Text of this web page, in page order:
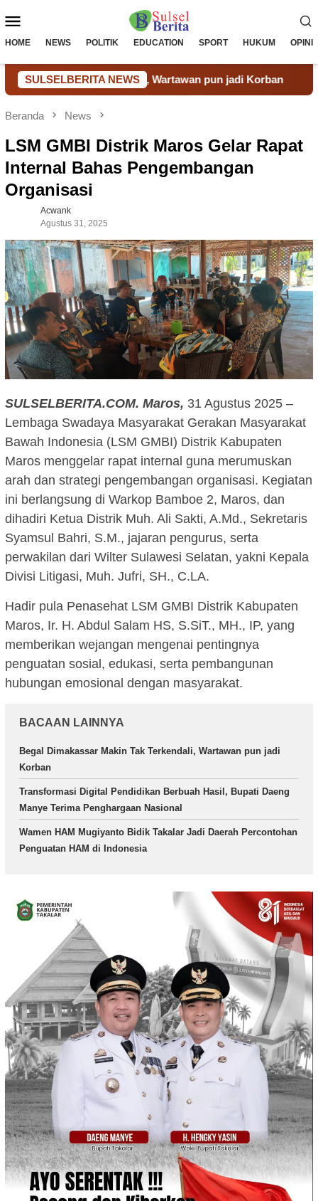
ke
Mobile
HOME NEWS POLITIK EDUCATION SPORT HUKUM OPINI
SULSELBERITA NEWS
Tak Terkendali, Wartawan pun jadi Korban
Beranda News
LSM GMBI Distrik Maros Gelar Rapat
Internal Bahas Pengembangan
Organisasi
Acwank
Agustus 31, 2025
SULSELBERITA.COM. Maros, 31 Agustus 2025 –
Lembaga Swadaya Masyarakat Gerakan Masyarakat
Bawah Indonesia (LSM GMBI) Distrik Kabupaten
Maros menggelar rapat internal guna merumuskan
arah dan strategi pengembangan organisasi. Kegiatan
ini berlangsung di Warkop Bamboe 2, Maros, dan
dihadiri Ketua Distrik Muh. Ali Sakti, A.Md., Sekretaris
Syamsul Bahri, S.M., jajaran pengurus, serta
perwakilan dari Wilter Sulawesi Selatan, yakni Kepala
Divisi Litigasi, Muh. Jufri, SH., C.LA.
Hadir pula Penasehat LSM GMBI Distrik Kabupaten
Maros, Ir. H. Abdul Salam HS, S.SiT., MH., IP, yang
memberikan wejangan mengenai pentingnya
penguatan sosial, edukasi, serta pembangunan
hubungan emosional dengan masyarakat.
BACAAN LAINNYA
Begal Dimakassar Makin Tak Terkendali, Wartawan pun jadi
Korban
Transformasi Digital Pendidikan Berbuah Hasil, Bupati Daeng
Manye Terima Penghargaan Nasional
Wamen HAM Mugiyanto Bidik Takalar Jadi Daerah Percontohan
Penguatan HAM di Indonesia